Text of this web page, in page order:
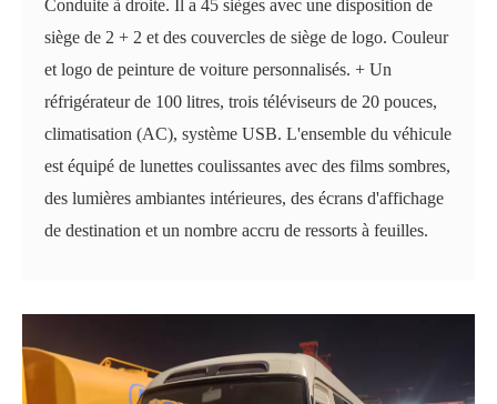
Conduite à droite. Il a 45 sièges avec une disposition de
siège de 2 + 2 et des couvercles de siège de logo. Couleur
et logo de peinture de voiture personnalisés. + Un
réfrigérateur de 100 litres, trois téléviseurs de 20 pouces,
climatisation (AC), système USB. L'ensemble du véhicule
est équipé de lunettes coulissantes avec des films sombres,
des lumières ambiantes intérieures, des écrans d'affichage
de destination et un nombre accru de ressorts à feuilles.